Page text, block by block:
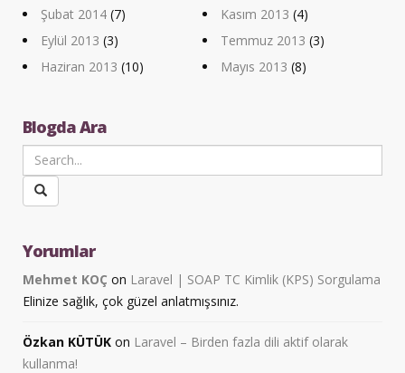
Şubat 2014 (7) Kasım 2013 (4)
Eylül 2013 (3) Temmuz 2013 (3)
Haziran 2013 (10) Mayıs 2013 (8)
Blogda Ara
Yorumlar
Mehmet KOÇ on Laravel | SOAP TC Kimlik (KPS) Sorgulama
Elinize sağlık, çok güzel anlatmışsınız.
Özkan KÜTÜK on Laravel – Birden fazla dili aktif olarak
kullanma!